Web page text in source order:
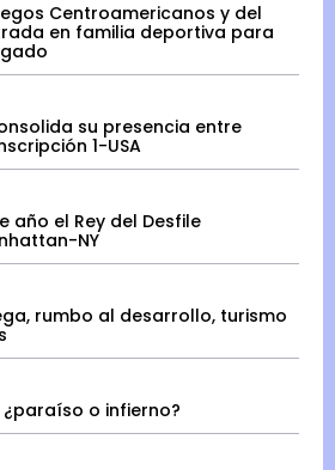
Centroamericanos y del
en familia deportiva para
su presencia entre
1-USA
año el Rey del Desfile
NY
rumbo al desarrollo, turismo
¿paraíso o infierno?